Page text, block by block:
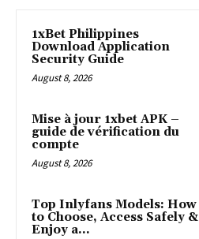
1xBet Philippines
Download Application
Security Guide
August 8, 2026
Mise à jour 1xbet APK –
guide de vérification du
compte
August 8, 2026
Top Inlyfans Models: How
to Choose, Access Safely &
Enjoy a...